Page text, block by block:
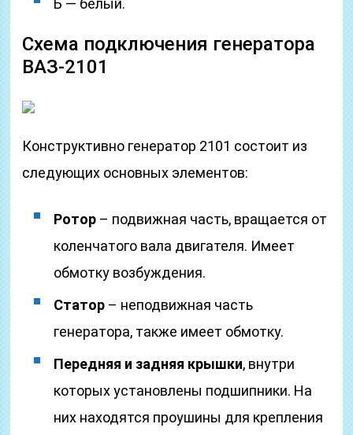
Б — белый.
Схема подключения генератора
ВАЗ-2101
Конструктивно генератор 2101 состоит из
следующих основных элементов:
Ротор – подвижная часть, вращается от
коленчатого вала двигателя. Имеет
обмотку возбуждения.
Статор – неподвижная часть
генератора, также имеет обмотку.
Передняя и задняя крышки, внутри
которых установлены подшипники. На
них находятся проушины для крепления